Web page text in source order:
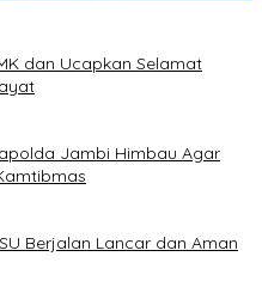
dan Ucapkan Selamat
Jambi Himbau Agar
Berjalan Lancar dan Aman